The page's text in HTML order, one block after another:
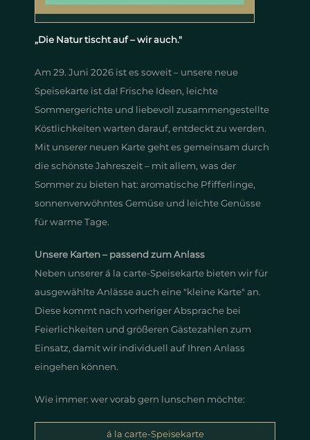
„Die Natur tischt auf – wir auch."
Am 29. Juni 2026 ist es soweit – unsere neue
Speisekarte ist da! Frische Ideen, leichte
Sommergerichte und liebevoll zusammengestellte
Köstlichkeiten warten darauf, entdeckt zu werden.
Mit unserer neuen Karte geht es gemeinsam durch
die schönste Jahreszeit – mit allem, was der
Sommer zu bieten hat: aromatische Pfifferlinge,
sonnenverwöhntes Gemüse und leichte Genüsse
für warme Tage.
Unsere Karten – passend zum Anlass
Neben unserer á la carte-Speisekarte bieten wir für
ausgewählte Anlässe auch eine "kleine Karte" an.
Diese kommt nach vorheriger Absprache bei
Feierlichkeiten und größeren Gästezahlen zum
Einsatz, damit wir individuell auf Ihren Anlass
eingehen können.
Wie immer: wer vorab gern lunschen möchte:
á la carte-Speisekarte